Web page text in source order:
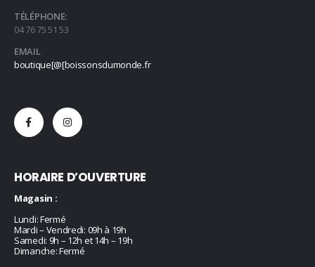
TÉLÉPHONE:
04 76 75 51 53
EMAIL
boutique[@[boissonsdumonde.fr
HORAIRE D’OUVERTURE
Magasin :
Lundi: Fermé
Mardi – Vendredi: 09h à 19h
Samedi: 9h – 12h et 14h – 19h
Dimanche: Fermé